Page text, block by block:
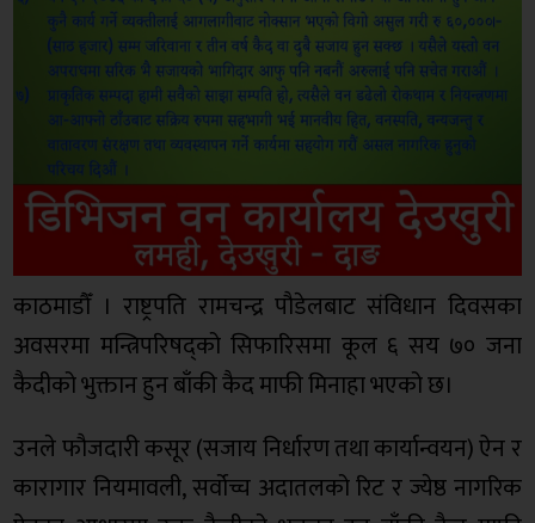
काठमाडौँ । राष्ट्रपति रामचन्द्र पौडेलबाट संविधान दिवसका
अवसरमा मन्त्रिपरिषद्को सिफारिसमा कूल ६ सय ७० जना
कैदीको भुक्तान हुन बाँकी कैद माफी मिनाहा भएको छ।
उनले फौजदारी कसूर (सजाय निर्धारण तथा कार्यान्वयन) ऐन र
कारागार नियमावली, सर्वोच्च अदातलको रिट र ज्येष्ठ नागरिक